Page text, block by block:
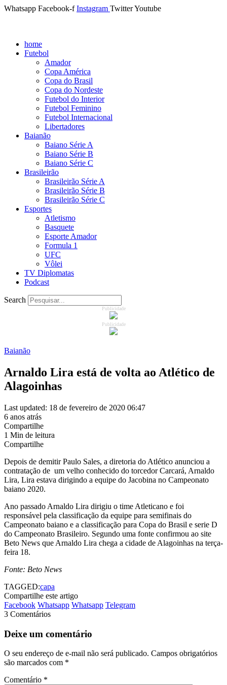
Whatsapp Facebook-f Instagram TwitterYoutube
home
Futebol
Amador
Copa América
Copa do Brasil
Copa do Nordeste
Futebol do Interior
Futebol Feminino
Futebol Internacional
Libertadores
Baianão
Baiano Série A
Baiano Série B
Baiano Série C
Brasileirão
Brasileirão Série A
Brasileirão Série B
Brasileirão Série C
Esportes
Atletismo
Basquete
Esporte Amador
Formula 1
UFC
Vôlei
TV Diplomatas
Podcast
Search
Publicidade
Publicidade
Baianão
Arnaldo Lira está de volta ao Atlético de
Alagoinhas
Last updated: 18 de fevereiro de 2020 06:47
6 anos atrás
Compartilhe
1 Min de leitura
Compartilhe
Depois de demitir Paulo Sales, a diretoria do Atlético anunciou a
contratação de um velho conhecido do torcedor Carcará, Arnaldo
Lira, Lira estava dirigindo a equipe do Jacobina no Campeonato
baiano 2020.
Ano passado Arnaldo Lira dirigiu o time Atleticano e foi
responsável pela classificação da equipe para semifinais do
Campeonato baiano e a classificação para Copa do Brasil e serie D
do Campeonato Brasileiro. Segundo uma fonte confirmou ao site
Beto News que Arnaldo Lira chega a cidade de Alagoinhas na terça-
feira 18.
Fonte: Beto News
TAGGED:capa
Compartilhe este artigo
Facebook Whatsapp Whatsapp Telegram
3 Comentários
Deixe um comentário
O seu endereço de e-mail não será publicado. Campos obrigatórios
são marcados com *
Comentário *